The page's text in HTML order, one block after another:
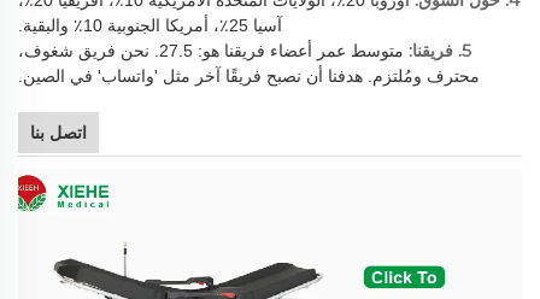
آسيا 25٪، أمريكا الجنوبية 10٪ والبقية.
5. فريقنا:
متوسط عمر أعضاء فريقنا هو: 27.5. نحن فريق شغوف،
محترف ومُلتزم. هدفنا أن نصبح فريقًا آخر مثل 'واتساب' في الصين.
اتصل بنا